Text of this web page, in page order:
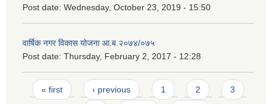
Post date: Wednesday, October 23, 2019 - 15:50
वार्षिक नगर विकास योजना आ.ब.२०७४/०७५
Post date: Thursday, February 2, 2017 - 12:28
Pages
« first ‹ previous 1 2 3